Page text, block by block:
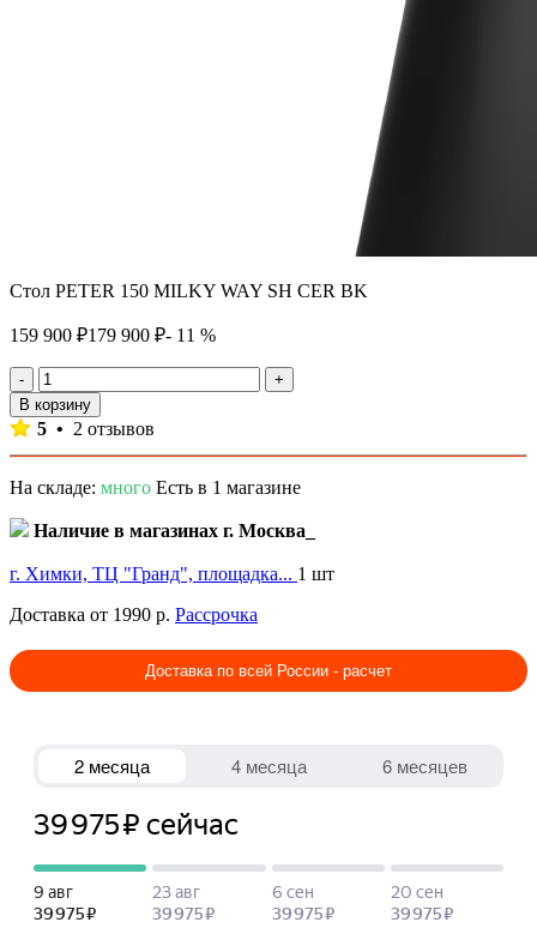
Стол PETER 150 MILKY WAY SH CER BK
159 900 ₽179 900 ₽- 11 %
-
+
В корзину
5 • 2 отзывов
На складе: много Есть в 1 магазине
Наличие в магазинах г. Москва_
г. Химки, ТЦ "Гранд", площадка... 1 шт
Доставка от 1990 р. Рассрочка
Доставка по всей России - расчет